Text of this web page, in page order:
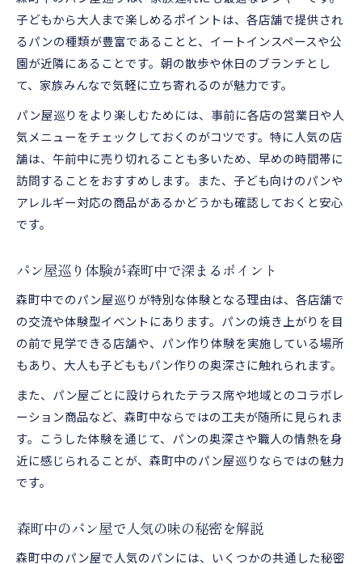
子どもから大人まで楽しめるポイントは、各店舗で提供され
るパンの種類が豊富であることと、イートインスペースや公
園が近隣にあることです。朝の散歩や休日のブランチとし
て、家族みんなで気軽に立ち寄れるのが魅力です。
パン屋巡りをより楽しむためには、事前に各店の営業日や人
気メニューをチェックしておくのがコツです。特に人気の店
舗は、午前中に売り切れることも多いため、早めの時間帯に
訪問することをおすすめします。また、子ども向けのパンや
アレルギー対応の商品があるかどうかも確認しておくと安心
です。
パン屋巡り体験が森町中で深まるポイント
森町中でのパン屋巡りが特別な体験となる理由は、各店舗で
の交流や体験型イベントにあります。パンの焼き上がりを目
の前で見学できる店舗や、パン作り体験を実施している場所
もあり、大人も子どももパン作りの奥深さに触れられます。
また、パン屋ごとに設けられたテラス席や地域とのコラボレ
ーション商品など、森町中ならではの工夫が随所に見られま
す。こうした体験を通じて、パンの奥深さや職人の情熱を身
近に感じられることが、森町中のパン屋巡りならではの魅力
です。
森町中のパン屋で人気の味の秘密を解説
森町中のパン屋で人気のパンには、いくつかの共通した秘密